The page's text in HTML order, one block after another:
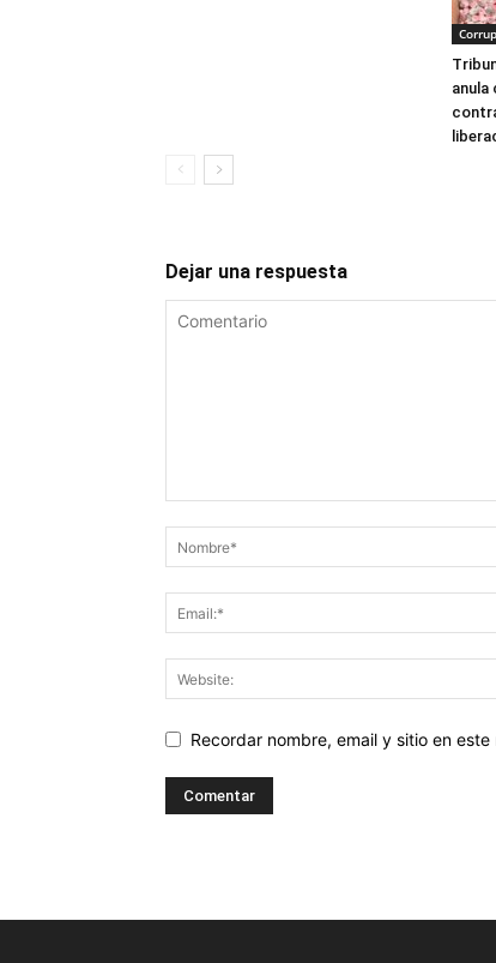
anula
Dejar una respuesta
Recordar nombre, email y sitio en